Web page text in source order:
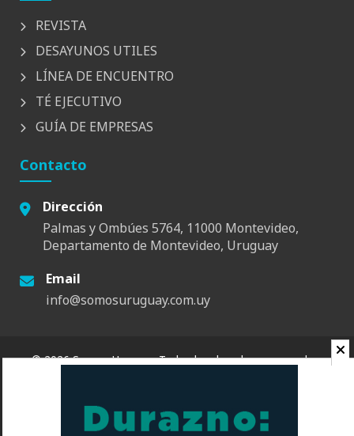
REVISTA
DESAYUNOS UTILES
LÍNEA DE ENCUENTRO
TÉ EJECUTIVO
GUÍA DE EMPRESAS
Contacto
Dirección
Palmas y Ombúes 5764, 11000 Montevideo,
Departamento de Montevideo, Uruguay
Email
info@somosuruguay.com.uy
© 2026 Somos Uruguay. Todos los derechos reservados.